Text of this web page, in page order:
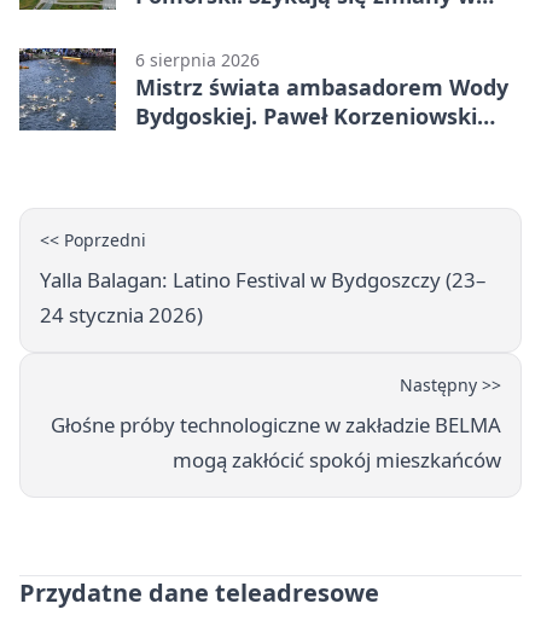
6 sierpnia 2026
Mistrz świata ambasadorem Wody
Bydgoskiej. Paweł Korzeniowski
<< Poprzedni
Yalla Balagan: Latino Festival w Bydgoszczy (23–
24 stycznia 2026)
Następny >>
Głośne próby technologiczne w zakładzie BELMA
mogą zakłócić spokój mieszkańców
Przydatne dane teleadresowe